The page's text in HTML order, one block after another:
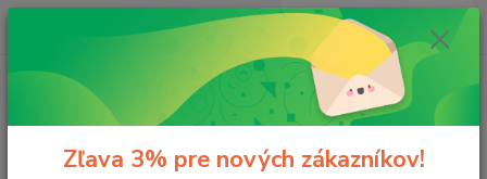
Hľadať
ks
za 0,00 EUR
Zľava 3% pre nových zákazníkov!